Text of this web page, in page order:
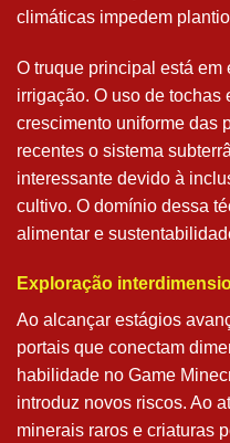
climáticas impedem
O truque principal está
irrigação. O uso de tochas
crescimento uniforme das
recentes o sistema
interessante devido à
cultivo. O domínio dessa
alimentar e
Exploração
Ao alcançar estágios
portais que conectam
habilidade no Game
introduz novos riscos. Ao
minerais raros e criaturas